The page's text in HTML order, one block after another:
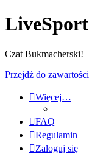
Czat Bukmacherski!
Przejdź do zawartości
Więcej…
FAQ
Regulamin
Zaloguj się